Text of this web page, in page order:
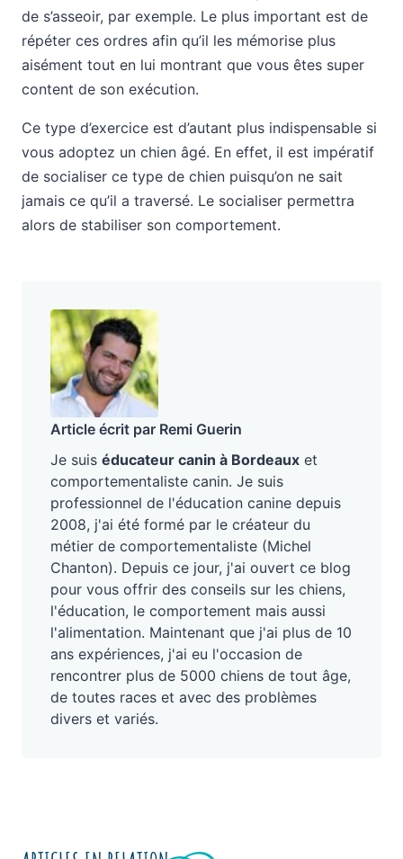
de s’asseoir, par exemple. Le plus important est de
répéter ces ordres afin qu’il les mémorise plus
aisément tout en lui montrant que vous êtes super
content de son exécution.
Ce type d’exercice est d’autant plus indispensable si
vous adoptez un chien âgé. En effet, il est impératif
de socialiser ce type de chien puisqu’on ne sait
jamais ce qu’il a traversé. Le socialiser permettra
alors de stabiliser son comportement.
Article écrit par Remi Guerin
Je suis éducateur canin à Bordeaux et
comportementaliste canin. Je suis
professionnel de l'éducation canine depuis
2008, j'ai été formé par le créateur du
métier de comportementaliste (Michel
Chanton). Depuis ce jour, j'ai ouvert ce blog
pour vous offrir des conseils sur les chiens,
l'éducation, le comportement mais aussi
l'alimentation. Maintenant que j'ai plus de 10
ans expériences, j'ai eu l'occasion de
rencontrer plus de 5000 chiens de tout âge,
de toutes races et avec des problèmes
divers et variés.